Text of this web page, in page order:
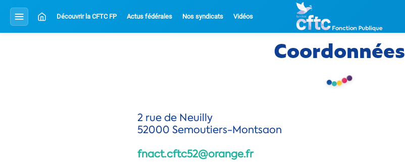
Découvrir la CFTC FP Actus fédérales Nos syndicats Vidéos
Coordonnées
2 rue de Neuilly
52000 Semoutiers-Montsaon
fnact.cftc52@orange.fr